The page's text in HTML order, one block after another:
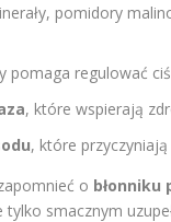
pomidory
pomaga regulować
, które wspierają
, które
o błonniku
smacznym